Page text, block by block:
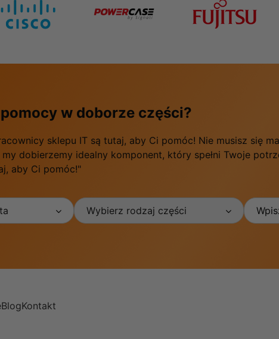
w doborze części?
sklepu IT są tutaj, aby Ci pomóc! Nie musisz się
my dobierzemy idealny komponent, który spełni Twoje
aby Ci pomóc!"
Wybierz rodzaj części
BlogKontakt